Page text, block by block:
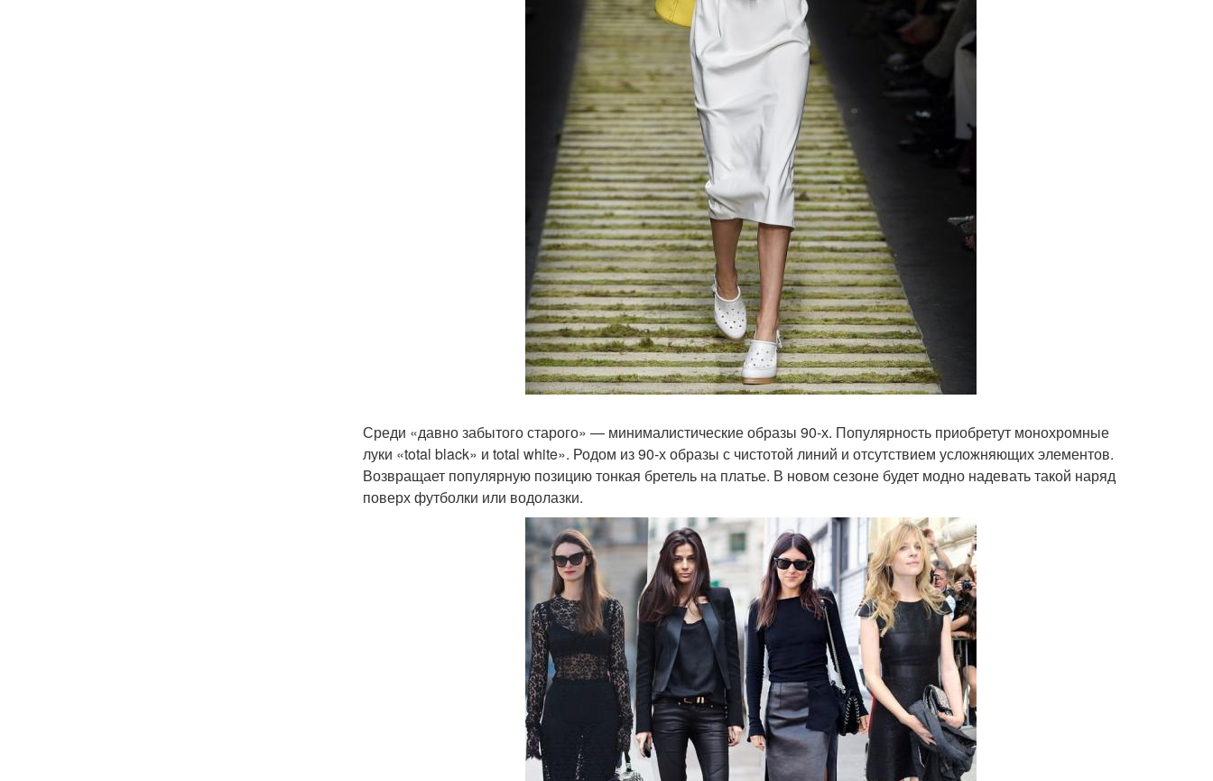
Среди «давно забытого старого» — минималистические образы 90-х. Популярность приобретут монохромные
луки «total black» и total white». Родом из 90-х образы с чистотой линий и отсутствием усложняющих элементов.
Возвращает популярную позицию тонкая бретель на платье. В новом сезоне будет модно надевать такой наряд
поверх футболки или водолазки.